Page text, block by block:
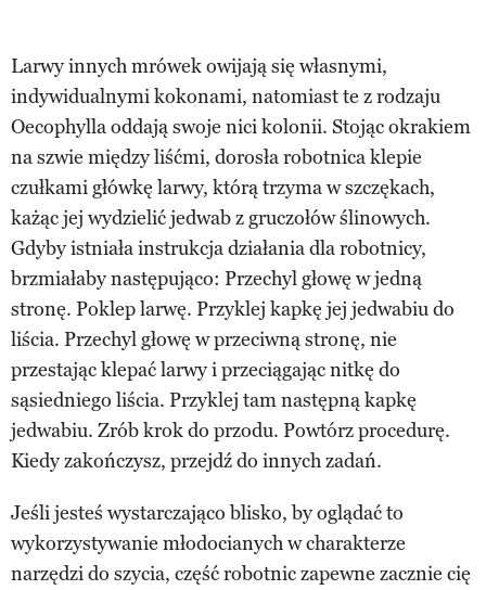
Larwy innych mrówek owijają się własnymi,
indywidualnymi kokonami, natomiast te z rodzaju
Oecophylla oddają swoje nici kolonii. Stojąc okrakiem
na szwie między liśćmi, dorosła robotnica klepie
czułkami główkę larwy, którą trzyma w szczękach,
każąc jej wydzielić jedwab z gruczołów ślinowych.
Gdyby istniała instrukcja działania dla robotnicy,
brzmiałaby następująco: Przechyl głowę w jedną
stronę. Poklep larwę. Przyklej kapkę jej jedwabiu do
liścia. Przechyl głowę w przeciwną stronę, nie
przestając klepać larwy i przeciągając nitkę do
sąsiedniego liścia. Przyklej tam następną kapkę
jedwabiu. Zrób krok do przodu. Powtórz procedurę.
Kiedy zakończysz, przejdź do innych zadań.
Jeśli jesteś wystarczająco blisko, by oglądać to
wykorzystywanie młodocianych w charakterze
narzędzi do szycia, część robotnic zapewne zacznie cię